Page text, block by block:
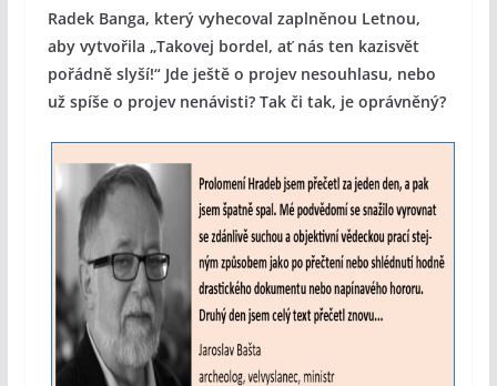
Radek Banga, který vyhecoval zaplněnou Letnou,
aby vytvořila „Takovej bordel, ať nás ten kazisvět
pořádně slyší!“ Jde ještě o projev nesouhlasu, nebo
už spíše o projev nenávisti? Tak či tak, je oprávněný?